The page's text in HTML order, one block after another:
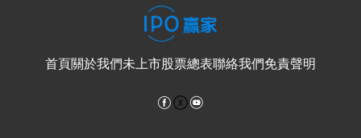
首頁關於我們未上市股票總表聯絡我們免責聲明
Facebook